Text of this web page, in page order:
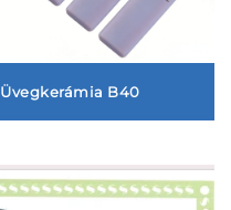
Üvegkerámia B40